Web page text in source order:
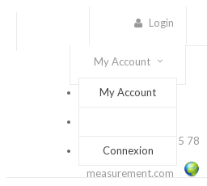
Login
My Account
My Account
Connexion
(+33) 1 56 88 25 78
measurement.com